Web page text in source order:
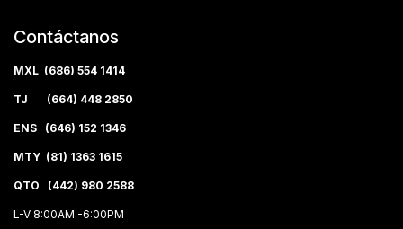
Contáctanos
MXL (686) 554 1414
TJ (664) 448 2850
ENS (646) 152 1346
MTY (81) 1363 1615
QTO (442) 980 2588
L-V 8:00AM -6:00PM